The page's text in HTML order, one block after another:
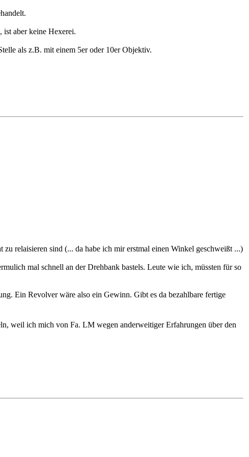
aber keine Hexerei.
als z.B. mit einem 5er oder 10er Objektiv.
relaisieren sind (... da habe ich mir erstmal einen Winkel geschweißt ...)
mal schnell an der Drehbank bastels. Leute wie ich, müssten für so
Ein Revolver wäre also ein Gewinn. Gibt es da bezahlbare fertige
weil ich mich von Fa. LM wegen anderweitiger Erfahrungen über den